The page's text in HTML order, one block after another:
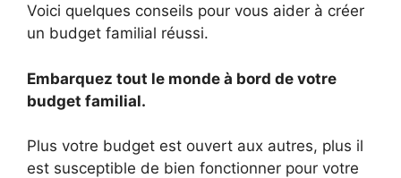
Voici quelques conseils pour vous aider à créer
un budget familial réussi.
Embarquez tout le monde à bord de votre
budget familial.
Plus votre budget est ouvert aux autres, plus il
est susceptible de bien fonctionner pour votre